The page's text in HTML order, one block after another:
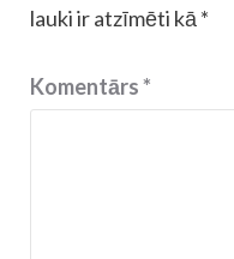
lauki ir atzīmēti kā *
Komentārs*